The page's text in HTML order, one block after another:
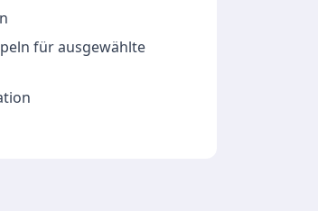
für ausgewählte